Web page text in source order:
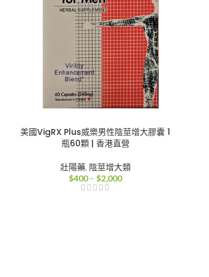
美國VigRX Plus威樂男性陰莖增大膠囊 1
瓶60顆 | 香港直營
壯陽藥, 陰莖增大類
$400 – $2,000價